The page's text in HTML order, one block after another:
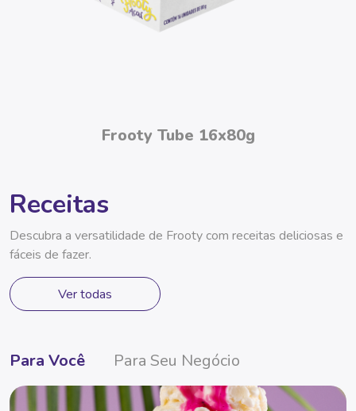
Frooty Tube 16x80g
Receitas
Descubra a versatilidade de Frooty com receitas deliciosas e
fáceis de fazer.
Ver todas
Para Você Para Seu Negócio